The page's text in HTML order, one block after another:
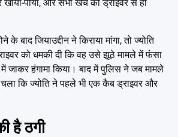
पीया, और सभी खर्चे को ड्राइवर से ही
बाद जियाउद्दीन ने किराया मांगा, तो ज्योति
को धमकी दी कि वह उसे झूठे मामले में फंसा
जाकर हंगामा किया। बाद में पुलिस ने जब मामले
कि ज्योति ने पहले भी एक कैब ड्राइवर और
है ठगी